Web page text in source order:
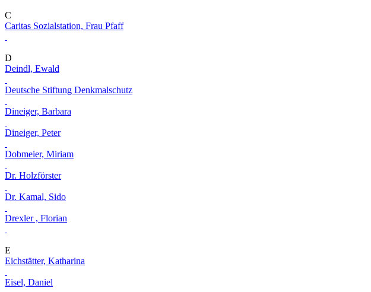
C
Caritas Sozialstation, Frau Pfaff
D
Deindl, Ewald
Deutsche Stiftung Denkmalschutz
Dineiger, Barbara
Dineiger, Peter
Dobmeier, Miriam
Dr. Holzförster
Dr. Kamal, Sido
Drexler , Florian
E
Eichstätter, Katharina
Eisel, Daniel